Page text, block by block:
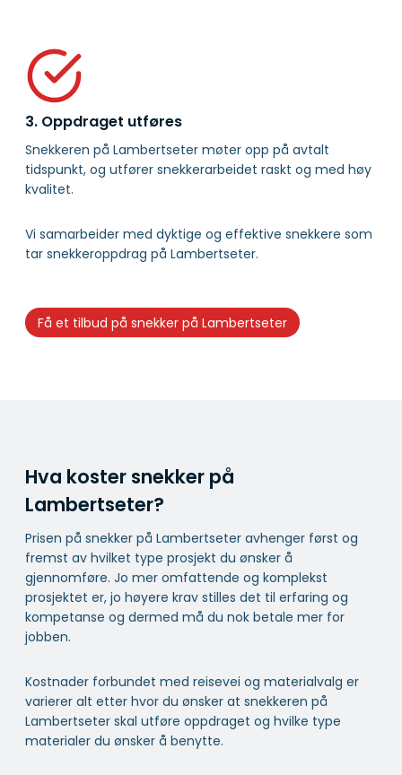
3. Oppdraget utføres
Snekkeren på Lambertseter møter opp på avtalt
tidspunkt, og utfører snekkerarbeidet raskt og med høy
kvalitet.
Vi samarbeider med dyktige og effektive snekkere som
tar snekkeroppdrag på Lambertseter.
Få et tilbud på snekker på Lambertseter
Hva koster snekker på
Lambertseter?
Prisen på snekker på Lambertseter avhenger først og
fremst av hvilket type prosjekt du ønsker å
gjennomføre. Jo mer omfattende og komplekst
prosjektet er, jo høyere krav stilles det til erfaring og
kompetanse og dermed må du nok betale mer for
jobben.
Kostnader forbundet med reisevei og materialvalg er
varierer alt etter hvor du ønsker at snekkeren på
Lambertseter skal utføre oppdraget og hvilke type
materialer du ønsker å benytte.